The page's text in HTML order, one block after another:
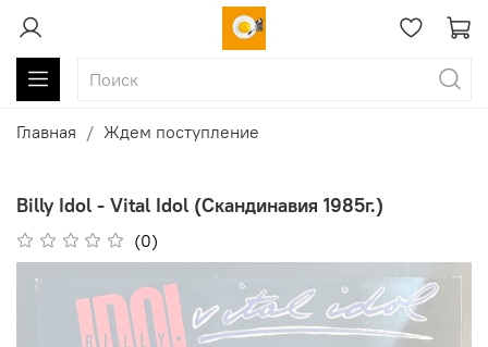
Главная Ждем поступление
Billy Idol - Vital Idol (Скандинавия 1985г.)
(0)